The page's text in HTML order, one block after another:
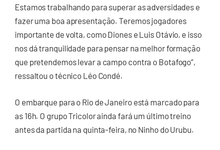
Estamos trabalhando para superar as adversidades e
fazer uma boa apresentação. Teremos jogadores
importante de volta, como Diones e Luis Otávio, e isso
nos dá tranquilidade para pensar na melhor formação
que pretendemos levar a campo contra o Botafogo”,
ressaltou o técnico Léo Condé.
O embarque para o Rio de Janeiro está marcado para
as 16h. O grupo Tricolor ainda fará um último treino
antes da partida na quinta-feira, no Ninho do Urubu.